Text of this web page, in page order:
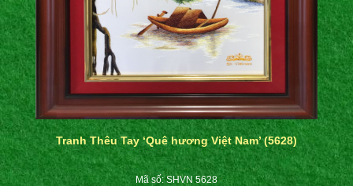
Tranh Thêu Tay ‘Quê hương Việt Nam’ (5628)
Mã số: SHVN 5628